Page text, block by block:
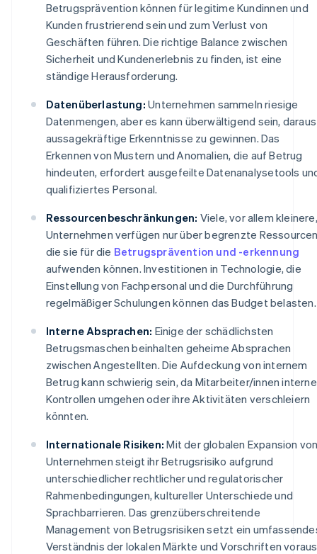
Betrugsprävention können für legitime Kundinnen und
Kunden frustrierend sein und zum Verlust von
Geschäften führen. Die richtige Balance zwischen
Sicherheit und Kundenerlebnis zu finden, ist eine
ständige Herausforderung.
Datenüberlastung: Unternehmen sammeln riesige
Datenmengen, aber es kann überwältigend sein, daraus
aussagekräftige Erkenntnisse zu gewinnen. Das
Erkennen von Mustern und Anomalien, die auf Betrug
hindeuten, erfordert ausgefeilte Datenanalysetools
qualifiziertes Personal.
Ressourcenbeschränkungen: Viele, vor allem kleinere,
Unternehmen verfügen nur über begrenzte
die sie für die Betrugsprävention und -erkennung
aufwenden können. Investitionen in Technologie, die
Einstellung von Fachpersonal und die Durchführung
regelmäßiger Schulungen können das Budget belasten.
Interne Absprachen: Einige der schädlichsten
Betrugsmaschen beinhalten geheime Absprachen
zwischen Angestellten. Die Aufdeckung von internem
Betrug kann schwierig sein, da Mitarbeiter/innen interne
Kontrollen umgehen oder ihre Aktivitäten verschleiern
könnten.
Internationale Risiken: Mit der globalen Expansion
Unternehmen steigt ihr Betrugsrisiko aufgrund
unterschiedlicher rechtlicher und regulatorischer
Rahmenbedingungen, kultureller Unterschiede und
Sprachbarrieren. Das grenzüberschreitende
Management von Betrugsrisiken setzt ein
Verständnis der lokalen Märkte und Vorschriften